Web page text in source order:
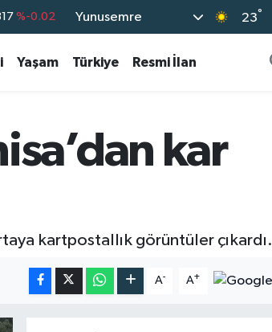
%-0.02
%-0.63
%0.16
Yunusemre 23°
Yaşam Türkiye Resmi İlan
kar
kartpostallık görüntüler çıkardı.
A- A+